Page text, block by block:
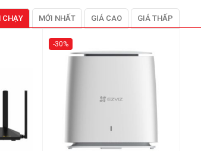
CHẠY MỚI NHẤT GIÁ CAO GIÁ THẤP
-30%